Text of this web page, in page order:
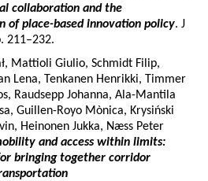
collaboration and the
of place-based innovation policy. J
211–232.
Mattioli Giulio, Schmidt Filip,
Lena, Tenkanen Henrikki, Timmer
Raudsepp Johanna, Ala-Mantila
Guillen-Royo Mònica, Krysiński
Heinonen Jukka, Næss Peter
and access within limits:
bringing together corridor